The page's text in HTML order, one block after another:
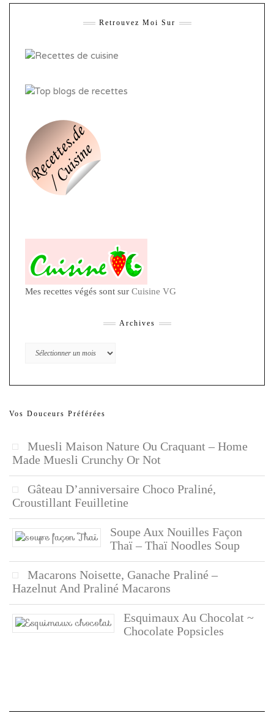
Retrouvez Moi Sur
Mes recettes végés sont sur Cuisine VG
Archives
Archives
Vos Douceurs Préférées
Muesli Maison Nature Ou Craquant – Home
Made Muesli Crunchy Or Not
Gâteau D’anniversaire Choco Praliné,
Croustillant Feuilletine
Soupe Aux Nouilles Façon
Thaï – Thaï Noodles Soup
Macarons Noisette, Ganache Praliné –
Hazelnut And Praliné Macarons
Esquimaux Au Chocolat ~
Chocolate Popsicles